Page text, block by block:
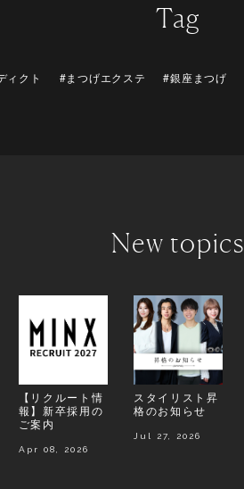
Tag
ィクト #まつげエクステ #銀座まつげ
New topics
【リクルート情
報】新卒採用の
ご案内
Apr 08, 2026
スタイリスト昇
格のお知らせ
Jul 27, 2026